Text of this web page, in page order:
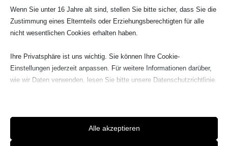
Wenn Sie unter 16 Jahre alt sind, stellen Sie bitte sicher, dass Sie die
Zustimmung eines Elternteils oder Erziehungsberechtigten für alle
nicht wesentlichen Cookies erhalten haben.
Ihre Privatsphäre ist uns wichtig. Sie können Ihre Cookie-
Einstellungen jederzeit anpassen. Für weitere Informationen darüber,
wie wir Daten verwenden, lesen Sie bitte unsere Datenschutzrichtlinie.
Beachten Sie, dass das Deaktivieren bestimmter Arten von Cookies
Ihr Erlebnis auf der Website und die von uns angebotenen Dienste
Alle akzeptieren